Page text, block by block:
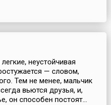
неустойчивая
— словом,
Тем не менее, мальчик
вьются друзья, и,
он способен постоят...